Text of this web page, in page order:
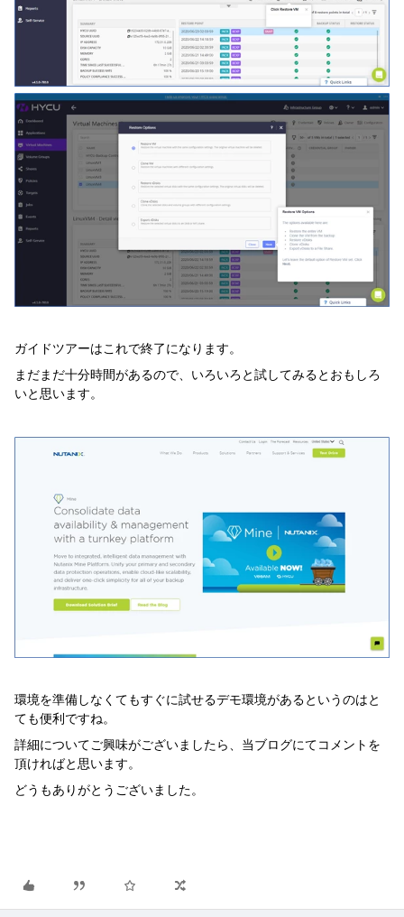
ガイドツアーはこれで終了になります。
まだまだ十分時間があるので、いろいろと試してみるとおもしろ
いと思います。
環境を準備しなくてもすぐに試せるデモ環境があるというのはと
ても便利ですね。
詳細についてご興味がございましたら、当ブログにてコメントを
頂ければと思います。
どうもありがとうございました。